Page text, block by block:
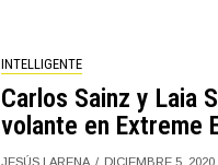
INTELLIGENTE
Carlos Sainz y Laia
volante en Extreme
JESÚS LARENA DICIEMBRE 5, 2020